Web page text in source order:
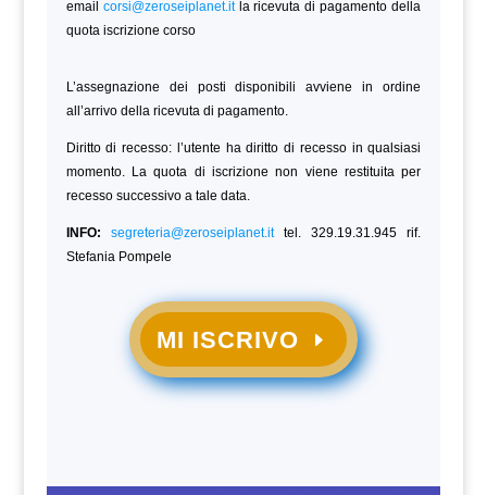
email corsi@zeroseiplanet.itla ricevuta di pagamento della
quota iscrizione corso
L’assegnazione dei posti disponibili avviene in ordine
all’arrivo della ricevuta di pagamento.
Diritto di recesso: l’utente ha diritto di recesso in qualsiasi
momento. La quota di iscrizione non viene restituita per
recesso successivo a tale data.
INFO: segreteria@zeroseiplanet.ittel. 329.19.31.945 rif.
Stefania Pompele
MI ISCRIVO